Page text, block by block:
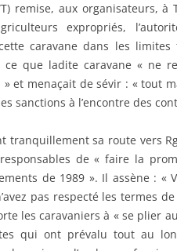
remise, aux organisateurs,
expropriés,
caravane dans les
que ladite caravane « ne
et menaçait de sévir : « tout
sanctions à l’encontre des
tranquillement sa route vers
de « faire la
de 1989 ». Il assène : «
pas respecté les termes
les caravaniers à « se plier
qui ont prévalu tout au